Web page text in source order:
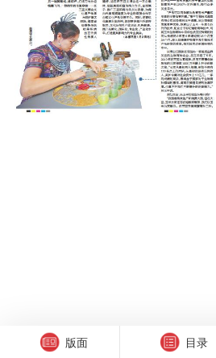
版面 目录